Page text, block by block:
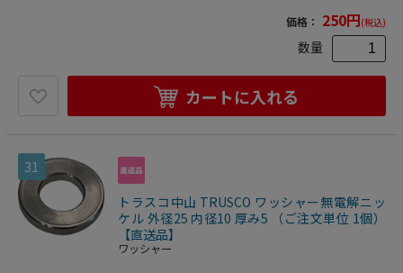
価格： 250円(税込)
数量
カートに入れる
31
トラスコ中山 TRUSCO ワッシャー無電解ニッ
ケル 外径25 内径10 厚み5 （ご注文単位 1個）
【直送品】
ワッシャー